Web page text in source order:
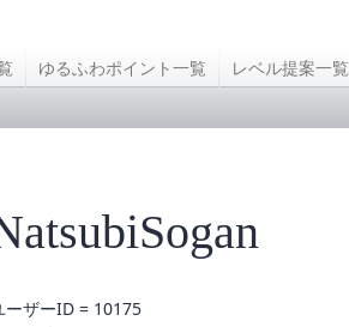
ゆるふわポイント一覧 レベル提案一覧
ーザーID = 10175